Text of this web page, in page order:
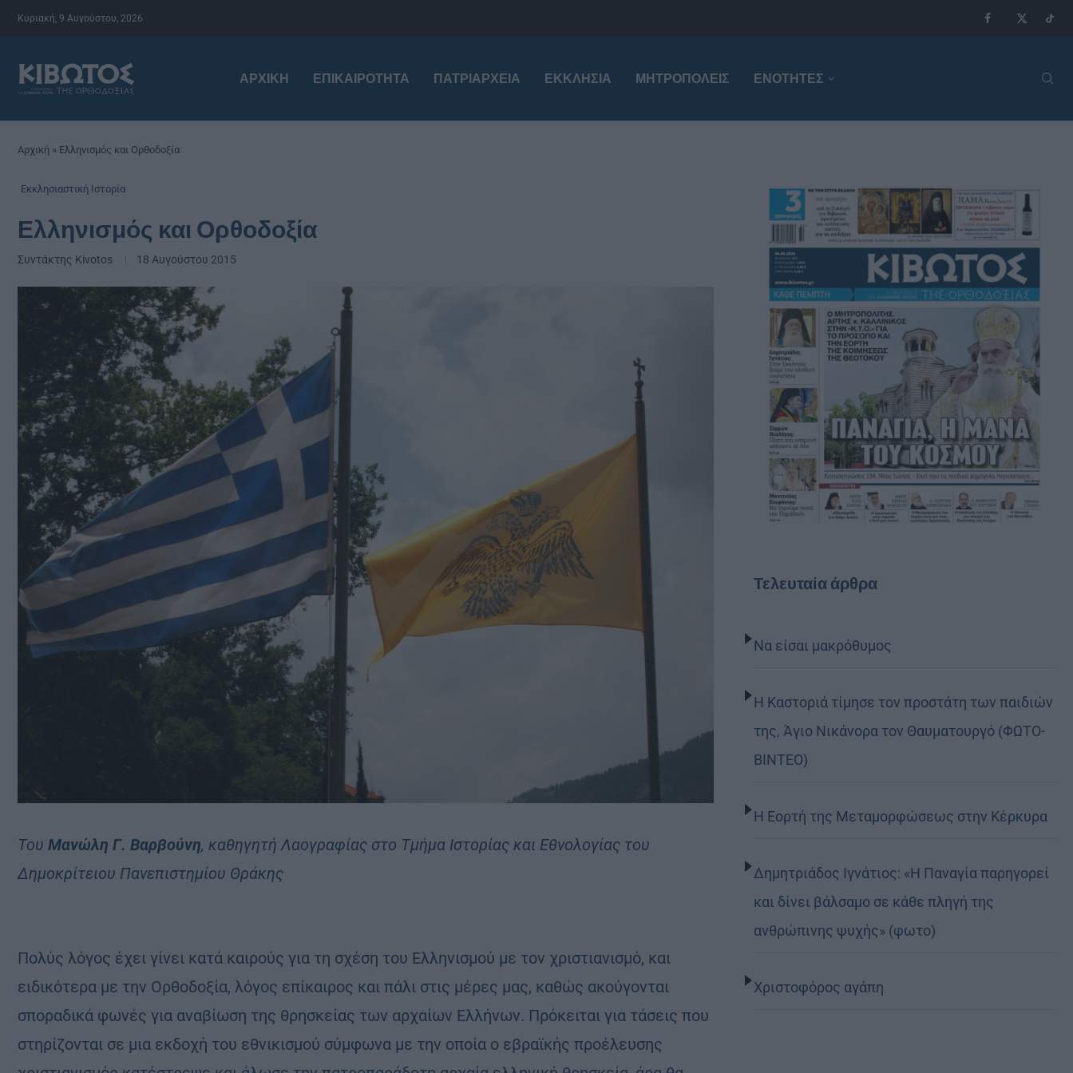
Κυριακή, 9 Αυγούστου, 2026
ΑΡΧΙΚΉ ΕΠΙΚΑΙΡΌΤΗΤΑ ΠΑΤΡΙΑΡΧΕΊΑ ΕΚΚΛΗΣΊΑ ΜΗΤΡΟΠΌΛΕΙΣ ΕΝΟΤΗΤΕΣ
Αρχική » Ελληνισμός και Ορθοδοξία
Εκκλησιαστική Ιστορία
Ελληνισμός και Ορθοδοξία
Συντάκτης Kivotos 18 Αυγούστου 2015
Του Μανώλη Γ. Βαρβούνη, καθηγητή Λαογραφίας στο Τμήμα Ιστορίας και Εθνολογίας του
Δημοκρίτειου Πανεπιστημίου Θράκης
Πολύς λόγος έχει γίνει κατά καιρούς για τη σχέση του Ελληνισμού με τον χριστιανισμό, και
ειδικότερα με την Ορθοδοξία, λόγος επίκαιρος και πάλι στις μέρες μας, καθώς ακούγονται
σποραδικά φωνές για αναβίωση της θρησκείας των αρχαίων Ελλήνων. Πρόκειται για τάσεις που
στηρίζονται σε μια εκδοχή του εθνικισμού σύμφωνα με την οποία ο εβραϊκής προέλευσης
Τελευταία άρθρα
Να είσαι μακρόθυμος
Η Καστοριά τίμησε τον προστάτη των παιδιών
της, Άγιο Νικάνορα τον Θαυματουργό (ΦΩΤΟ-
ΒΙΝΤΕΟ)
Η Εορτή της Μεταμορφώσεως στην Κέρκυρα
Δημητριάδος Ιγνάτιος: «Η Παναγία παρηγορεί
και δίνει βάλσαμο σε κάθε πληγή της
ανθρώπινης ψυχής» (φωτο)
Χριστοφόρος αγάπη